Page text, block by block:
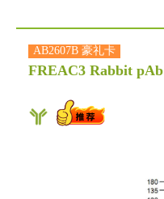
AB2607B 豪礼卡
FREAC3 Rabbit pAb